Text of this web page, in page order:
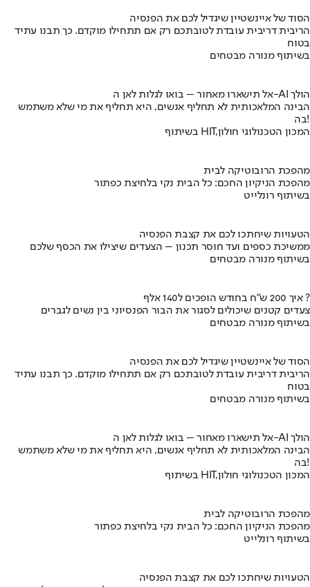
הסוד של איינשטיין שיגדיל לכם את הפנסיה
הריבית דריבית עובדת לטובתכם רק אם תתחילו מוקדם. כך תבנו עתיד
בטוח
בשיתוף מנורה מבטחים
אל תישארו מאחור – בואו לגלות לאן ה-AI הולך
הבינה המלאכותית לא תחליף אנשים, היא תחליף את מי שלא משתמש
בה!
בשיתוף HIT,המכון הטכנולוגי חולון
מהפכת הרובוטיקה לבית
מהפכת הניקיון החכם: כל הבית נקי בלחיצת כפתור
בשיתוף רונלייט
הטעויות שיחתכו לכם את קצבת הפנסיה
ממשיכת כספים ועד חוסר תכנון – הצעדים שיצילו את הכסף שלכם
בשיתוף מנורה מבטחים
איך 200 ש"ח בחודש הופכים ל140 אלף ?
צעדים קטנים שיכולים לסגור את הבור הפנסיוני בין נשים לגברים
בשיתוף מנורה מבטחים
הסוד של איינשטיין שיגדיל לכם את הפנסיה
הריבית דריבית עובדת לטובתכם רק אם תתחילו מוקדם. כך תבנו עתיד
בטוח
בשיתוף מנורה מבטחים
אל תישארו מאחור – בואו לגלות לאן ה-AI הולך
הבינה המלאכותית לא תחליף אנשים, היא תחליף את מי שלא משתמש
בה!
בשיתוף HIT,המכון הטכנולוגי חולון
מהפכת הרובוטיקה לבית
מהפכת הניקיון החכם: כל הבית נקי בלחיצת כפתור
בשיתוף רונלייט
הטעויות שיחתכו לכם את קצבת הפנסיה